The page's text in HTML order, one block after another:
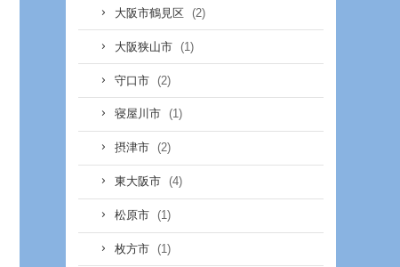
大阪市鶴見区 (2)
大阪狭山市 (1)
守口市 (2)
寝屋川市 (1)
摂津市 (2)
東大阪市 (4)
松原市 (1)
枚方市 (1)